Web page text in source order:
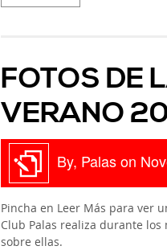
FOTOS DE
VERANO
By, Palas on
Pincha en Leer Más para ver
Club Palas realiza durante
sobre ellas.